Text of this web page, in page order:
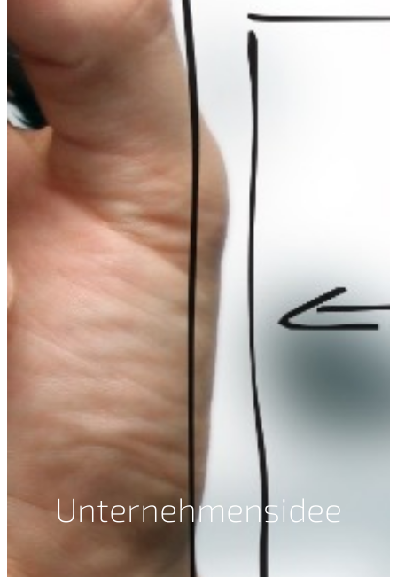
Unternehmensidee